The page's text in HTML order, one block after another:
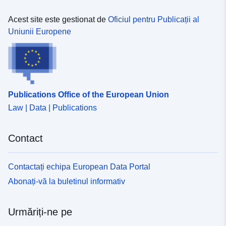
Identificatori:
https://registry.gdi-
uriRef:
Periodicitatea
Acest site este gestionat de Oficiul pentru Publicații al
Uniunii Europene
Publications Office of the European Union
Law | Data | Publications
Contact
Contactați echipa European Data Portal
Abonați-vă la buletinul informativ
Urmăriți-ne pe